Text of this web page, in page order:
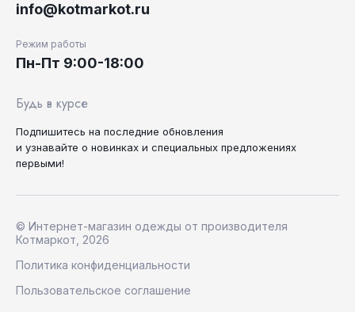
info@kotmarkot.ru
Режим работы
Пн-Пт 9:00-18:00
Будь в курсе
Подпишитесь на последние обновления
и узнавайте о новинках и специальных предложениях
первыми!
© Интернет-магазин одежды от производителя
Котмаркот, 2026
Политика конфиденциальности
Пользовательское соглашение